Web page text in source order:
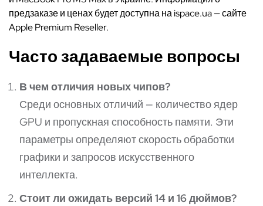
предзаказе и ценах будет доступна на ispace.ua — сайте
Apple Premium Reseller.
Часто задаваемые вопросы
В чем отличия новых чипов?
Среди основных отличий — количество ядер
GPU и пропускная способность памяти. Эти
параметры определяют скорость обработки
графики и запросов искусственного
интеллекта.
Стоит ли ожидать версий 14 и 16 дюймов?